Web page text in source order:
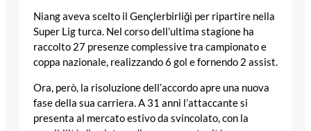
Niang aveva scelto il Gençlerbirliği per ripartire nella
Super Lig turca. Nel corso dell’ultima stagione ha
raccolto 27 presenze complessive tra campionato e
coppa nazionale, realizzando 6 gol e fornendo 2 assist.
Ora, però, la risoluzione dell’accordo apre una nuova
fase della sua carriera. A 31 anni l’attaccante si
presenta al mercato estivo da svincolato, con la